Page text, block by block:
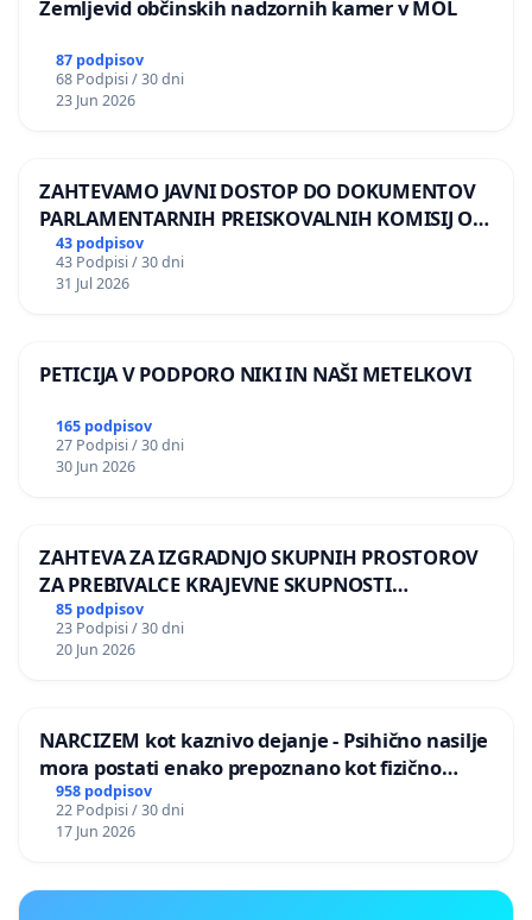
Zemljevid občinskih nadzornih kamer v MOL
87 podpisov
68 Podpisi / 30 dni
23 Jun 2026
ZAHTEVAMO JAVNI DOSTOP DO DOKUMENTOV
PARLAMENTARNIH PREISKOVALNIH KOMISIJ O
ILEGALNI TRGOVINI Z OROŽJEM
43 podpisov
43 Podpisi / 30 dni
31 Jul 2026
PETICIJA V PODPORO NIKI IN NAŠI METELKOVI
165 podpisov
27 Podpisi / 30 dni
30 Jun 2026
ZAHTEVA ZA IZGRADNJO SKUPNIH PROSTOROV
ZA PREBIVALCE KRAJEVNE SKUPNOSTI
PRESTRANEK
85 podpisov
23 Podpisi / 30 dni
20 Jun 2026
NARCIZEM kot kaznivo dejanje - Psihično nasilje
mora postati enako prepoznano kot fizično
nasilje
958 podpisov
22 Podpisi / 30 dni
17 Jun 2026